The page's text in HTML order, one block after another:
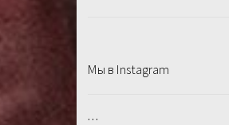
Мы в Instagram
…